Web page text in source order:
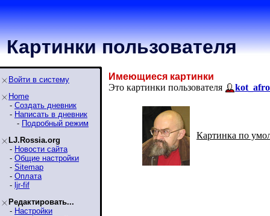
Картинки пользователя
Войти в систему
Home
- Создать дневник
- Написать в дневник
- Подробный режим
LJ.Rossia.org
- Новости сайта
- Общие настройки
- Sitemap
- Оплата
- ljr-fif
Редактировать...
- Настройки
Имеющиеся картинки
Это картинки пользователя
Картинка по